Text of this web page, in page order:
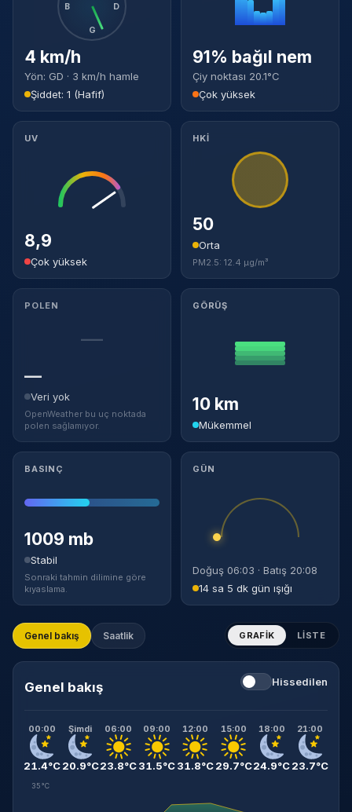
D
G
B
4 km/h
Yön: GD · 3 km/h hamle
Şiddet: 1 (Hafif)
91% bağıl nem
Çiy noktası 20.1°C
Çok yüksek
UV
8,9
Çok yüksek
HKİ
50
Orta
PM2.5: 12.4 µg/m³
POLEN
—
—
Veri yok
OpenWeather bu uç noktada
polen sağlamıyor.
GÖRÜŞ
10 km
Mükemmel
BASINÇ
1009 mb
Stabil
Sonraki tahmin dilimine göre
kıyaslama.
GÜN
Doğuş 06:03 · Batış 20:08
14 sa 5 dk gün ışığı
Genel bakış Saatlik GRAFIK LISTE
Genel bakış Hissedilen
00:00
21.4°C
Şimdi
20.9°C
06:00
23.8°C
09:00
31.5°C
12:00
31.8°C
15:00
29.7°C
18:00
24.9°C
21:00
23.7°C
35°C